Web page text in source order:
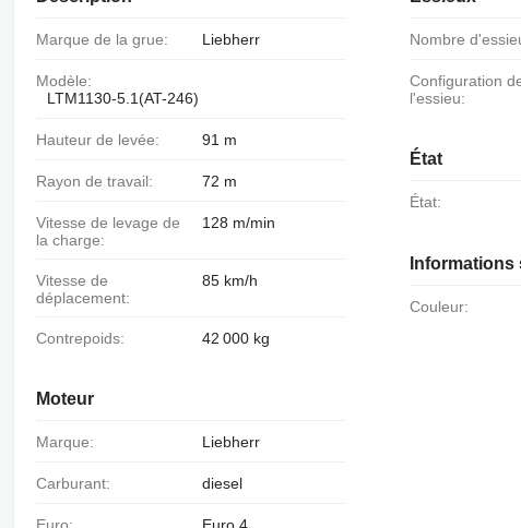
Marque de la grue: Liebherr
Modèle:
LTM1130-5.1(AT-246)
Hauteur de levée: 91 m
Rayon de travail: 72 m
Vitesse de levage de
la charge:
128 m/min
Vitesse de
déplacement:
85 km/h
Contrepoids: 42 000 kg
Moteur
Marque: Liebherr
Carburant: diesel
Nombre
Configuration de
l'essieu:
État
État:
Couleur: